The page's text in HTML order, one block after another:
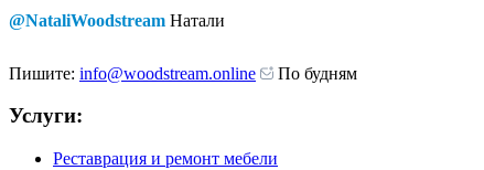
@NataliWoodstream Натали
Пишите: info@woodstream.online По будням
Услуги:
Реставрация и ремонт мебели